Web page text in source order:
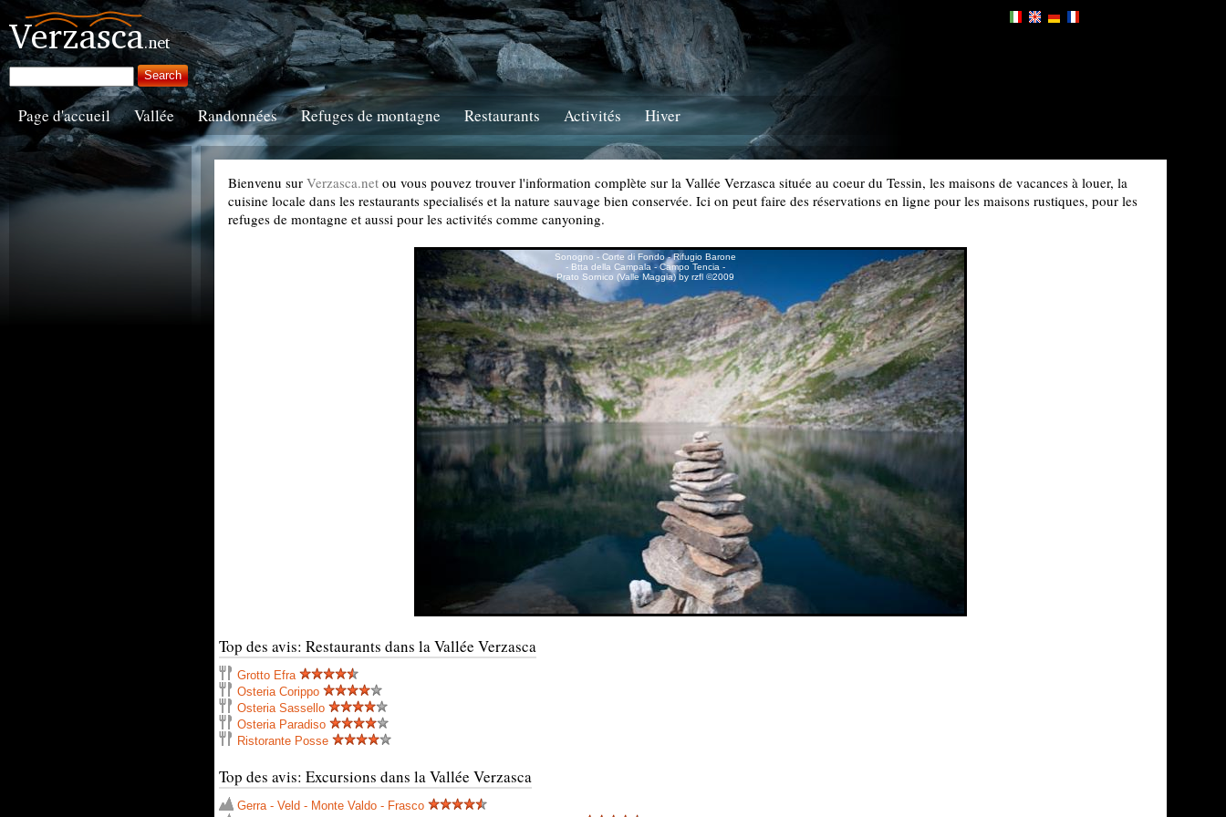
Page d'accueil Vallée Randonnées Refuges de montagne Restaurants Activités Hiver
Bienvenu sur Verzasca.net ou vous pouvez trouver l'information complète sur la Vallée Verzasca située au coeur du Tessin, les maisons de vacances à louer, la
cuisine locale dans les restaurants specialisés et la nature sauvage bien conservée. Ici on peut faire des réservations en ligne pour les maisons rustiques, pour les
refuges de montagne et aussi pour les activités comme canyoning.
Sonogno - Corte di Fondo - Rifugio Barone
- Btta della Campala - Campo Tencia -
Prato Sornico (Valle Maggia) by rzfl ©2009
Top des avis: Restaurants dans la Vallée Verzasca
Grotto Efra
Osteria Corippo
Osteria Sassello
Osteria Paradiso
Ristorante Posse
Top des avis: Excursions dans la Vallée Verzasca
Gerra - Veld - Monte Valdo - Frasco